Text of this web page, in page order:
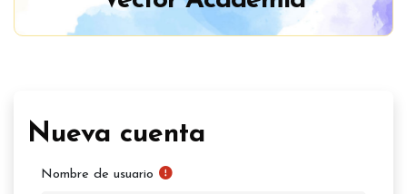
Nueva cuenta
Nombre de usuario